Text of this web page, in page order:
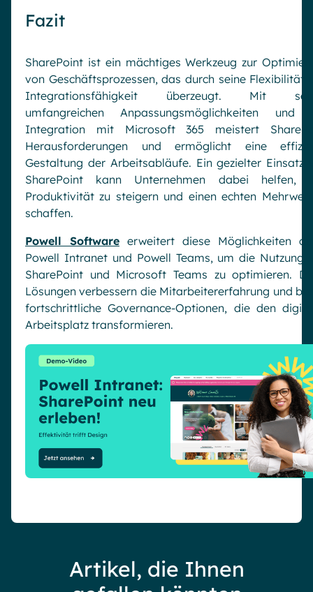
Fazit
SharePoint ist ein mächtiges Werkzeug zur
von Geschäftsprozessen, das durch seine Flexibilität
Integrationsfähigkeit überzeugt. Mit
umfangreichen Anpassungsmöglichkeiten und
Integration mit Microsoft 365 meistert
Herausforderungen und ermöglicht eine
Gestaltung der Arbeitsabläufe. Ein gezielter Einsatz
SharePoint kann Unternehmen dabei helfen,
Produktivität zu steigern und einen echten
schaffen.
Powell Software erweitert diese Möglichkeiten
Powell Intranet und Powell Teams, um die Nutzung
SharePoint und Microsoft Teams zu optimieren.
Lösungen verbessern die Mitarbeitererfahrung und
fortschrittliche Governance-Optionen, die den
Arbeitsplatz transformieren.
Artikel, die Ihnen